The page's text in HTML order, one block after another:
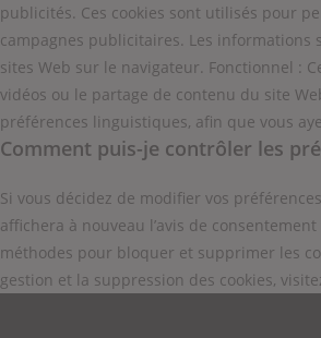
publicités. Ces cookies sont utilisés pour
campagnes publicitaires. Les informations
sites Web sur le navigateur. Fonctionnel :
vidéos ou le partage de contenu du site
préférences linguistiques, afin que vous
Comment puis-je contrôler les
Si vous décidez de modifier vos
affichera à nouveau l’avis de
méthodes pour bloquer et supprimer les
gestion et la suppression des cookies,